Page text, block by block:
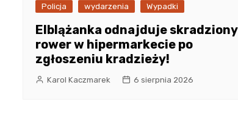
Policja wydarzenia Wypadki
Elblążanka odnajduje skradziony
rower w hipermarkecie po
zgłoszeniu kradzieży!
Karol Kaczmarek 6 sierpnia 2026